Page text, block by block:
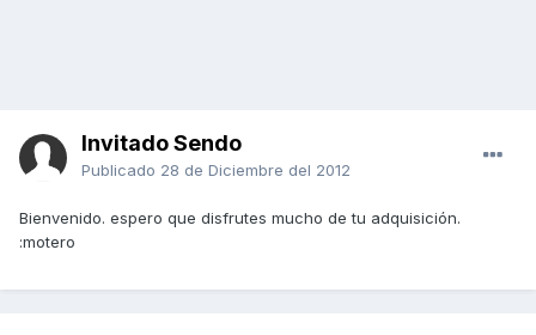
Invitado Sendo
Publicado 28 de Diciembre del 2012
Bienvenido. espero que disfrutes mucho de tu adquisición.
:motero